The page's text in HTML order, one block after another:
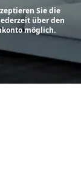
Sie die
über den
möglich.